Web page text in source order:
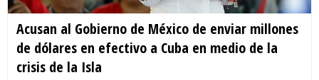
Acusan al Gobierno de México de enviar millones
de dólares en efectivo a Cuba en medio de la
crisis de la Isla